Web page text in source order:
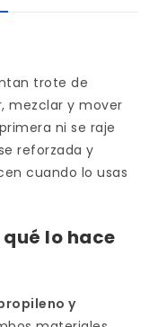
trote de
mezclar y mover
ni se raje
reforzada y
cuando lo usas
lo hace
y